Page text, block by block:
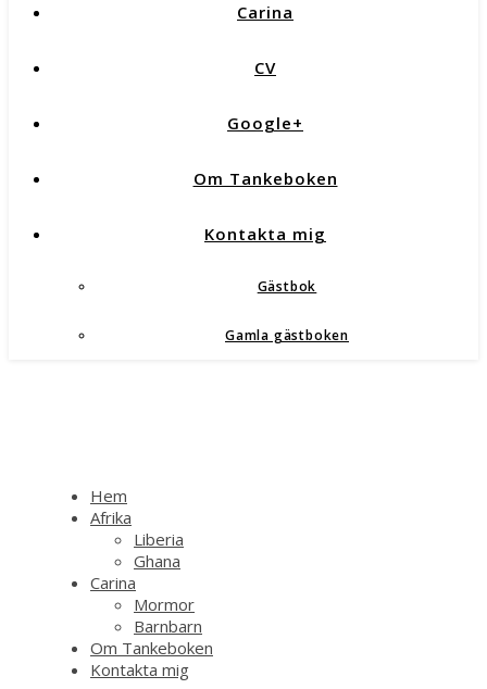
Carina
CV
Google+
Om Tankeboken
Kontakta mig
Gästbok
Gamla gästboken
Hem
Afrika
Liberia
Ghana
Carina
Mormor
Barnbarn
Om Tankeboken
Kontakta mig